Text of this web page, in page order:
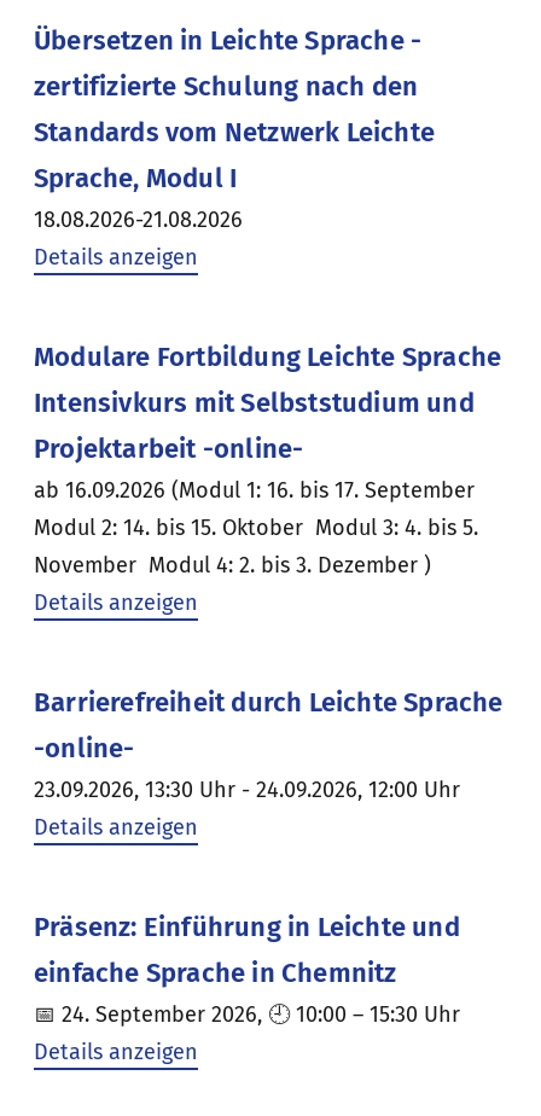
Übersetzen in Leichte Sprache -
zertifizierte Schulung nach den
Standards vom Netzwerk Leichte
Sprache, Modul I
18.08.2026-21.08.2026
Details anzeigen
Modulare Fortbildung Leichte Sprache
Intensivkurs mit Selbststudium und
Projektarbeit -online-
ab 16.09.2026 (Modul 1: 16. bis 17. September
Modul 2: 14. bis 15. Oktober Modul 3: 4. bis 5.
November Modul 4: 2. bis 3. Dezember )
Details anzeigen
Barrierefreiheit durch Leichte Sprache
-online-
23.09.2026, 13:30 Uhr - 24.09.2026, 12:00 Uhr
Details anzeigen
Präsenz: Einführung in Leichte und
einfache Sprache in Chemnitz
📅 24. September 2026, 🕘 10:00 – 15:30 Uhr
Details anzeigen